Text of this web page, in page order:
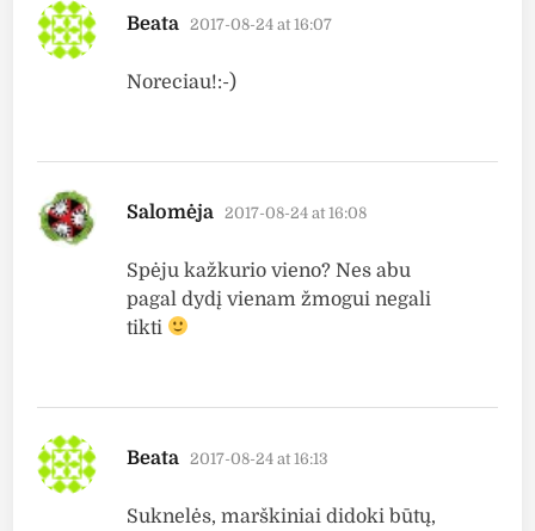
Beata says:
2017-08-24 at 16:07
Noreciau!:-)
Salomėja says:
2017-08-24 at 16:08
Spėju kažkurio vieno? Nes abu
pagal dydį vienam žmogui negali
tikti
Beata says:
2017-08-24 at 16:13
Suknelės, marškiniai didoki būtų,